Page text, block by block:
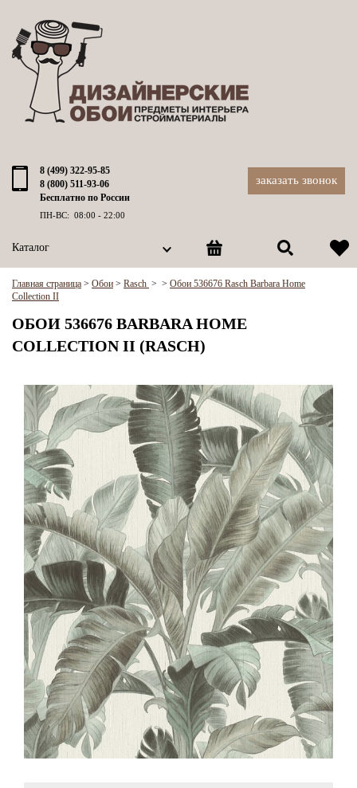
8 (499) 322-95-85
8 (800) 511-93-06
Бесплатно по России
ПН-ВС: 08:00 - 22:00
заказать звонок
Каталог
Главная страница > Обои > Rasch > > Обои 536676 Rasch Barbara Home
Collection II
ОБОИ 536676 BARBARA HOME
COLLECTION II (RASCH)